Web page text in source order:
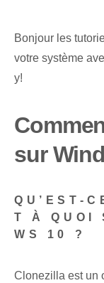
Bonjour les
votre système
y!
sur
QU’EST-
T À QUOI
WS 10 ?
Clonezilla est un